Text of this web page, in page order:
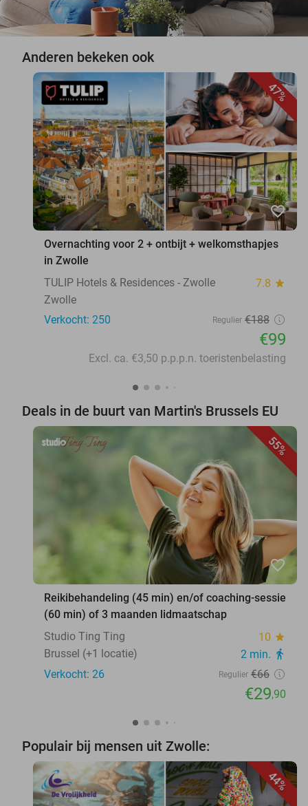
Anderen bekeken ook
47%
favorite_border
Overnachting voor 2 + ontbijt + welkomsthapjes
in Zwolle
TULIP Hotels & Residences - Zwolle
7.8 star
Zwolle
Verkocht: 250
Regulier €188
€99
Excl. ca. €3,50 p.p.p.n. toeristenbelasting
Deals in de buurt van Martin's Brussels EU
55%
favorite_border
Reikibehandeling (45 min) en/of coaching-sessie
(60 min) of 3 maanden lidmaatschap
Studio Ting Ting
10 star
Brussel (+1 locatie) 2 min. directions_walk
Verkocht: 26 Regulier €66
€29,90
Populair bij mensen uit Zwolle:
44%